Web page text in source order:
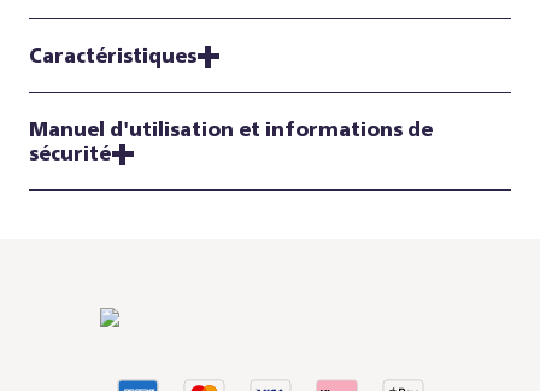
Caractéristiques
Manuel d'utilisation et informations de
sécurité